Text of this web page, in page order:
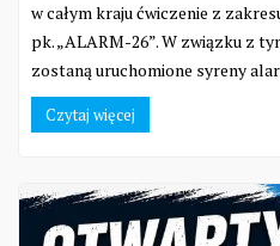
w całym kraju ćwiczenie z
pk. „ALARM-26”. W związku z
zostaną uruchomione syreny
Czytaj więcej